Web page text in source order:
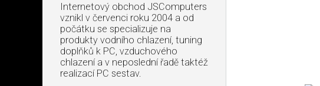
Internetový obchod JSComputers
vznikl v červenci roku 2004 a od
počátku se specializuje na
produkty vodního chlazení, tuning
doplňků k PC, vzduchového
chlazení a v neposlední řadě taktéž
realizací PC sestav.